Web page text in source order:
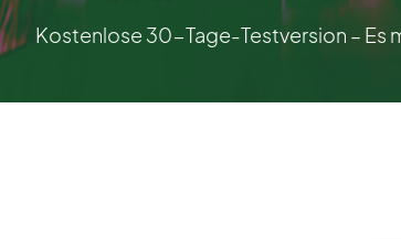
Kostenlose 30-Tage-Testversion – Es